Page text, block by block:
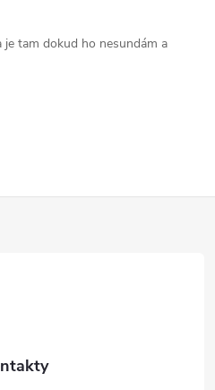
tam dokud ho nesundám a